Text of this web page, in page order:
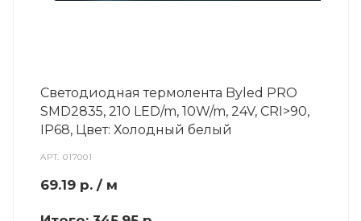
Светодиодная термолента Byled PRO
SMD2835, 210 LED/m, 10W/m, 24V, СRI>90,
IP68, Цвет: Холодный белый
АРТ.017001
69.19 р. / м